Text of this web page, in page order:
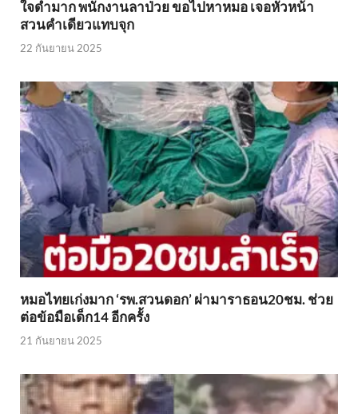
ใจดำมาก พนักงานลาป่วย ขอไปหาหมอ เจอหัวหน้า
สวนคำเดียวแทบจุก
22 กันยายน 2025
หมอไทยเก่งมาก ‘รพ.สวนดอก’ ผ่ามาราธอน20ชม. ช่วย
ต่อข้อมือเด็ก14 อีกครั้ง
21 กันยายน 2025